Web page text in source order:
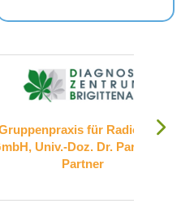
RKU - Universitäts- und
Rehabilitationskliniken Ulm
gGmbH